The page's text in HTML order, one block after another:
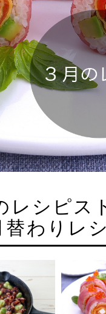
レシピス
替わりレ